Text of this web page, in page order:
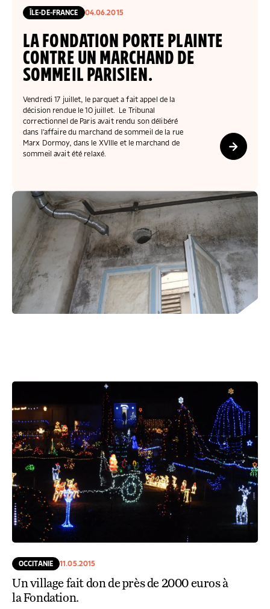
NOS AMIS, PARRAINS ET MARRAINES
NOS ÉVÉNEMENTS
NOUS REJOINDRE
ACCUEILLIR, ACCOMPAGNER, LOGER
DÉFENDRE L’ACCÈS AUX DROITS
DONNER LES MOYENS D’AGIR
RAPPORTS SUR L’ÉTAT DU MAL-LOGEMENT
S’ENGAGER AUTREMENT
FAIRE UN DON IFI
PARTENARIATS ENTREPRISES
RÉDUCTIONS FISCALES
ÎLE-DE-FRANCE 04.06.2015
LA FONDATION PORTE PLAINTE
CONTRE UN MARCHAND DE
SOMMEIL PARISIEN.
Vendredi 17 juillet, le parquet a fait appel de la
décision rendue le 10 juillet. Le Tribunal
correctionnel de Paris avait rendu son délibéré
dans l'affaire du marchand de sommeil de la rue
Marx Dormoy, dans le XVIIIe et le marchand de
sommeil avait été relaxé.
OCCITANIE 11.05.2015
Un village fait don de près de 2000 euros à
la Fondation.